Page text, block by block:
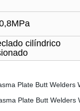
cilíndrico